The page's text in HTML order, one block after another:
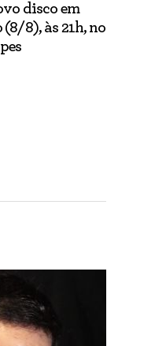
disco em
8), às 21h, no